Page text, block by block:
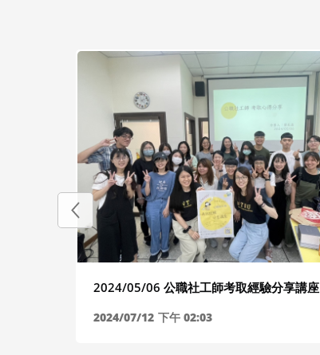
2024/05/06 公職社工師考取經驗分享講座
2024/07/12 下午 02:03